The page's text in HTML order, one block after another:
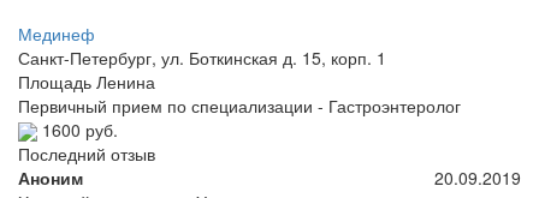
Мединеф
Санкт-Петербург, ул. Боткинская д. 15, корп. 1
Площадь Ленина
Первичный прием по специализации - Гастроэнтеролог
1600 руб.
Последний отзыв
Аноним
20.09.2019